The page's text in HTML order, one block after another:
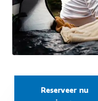
Reserveer nu